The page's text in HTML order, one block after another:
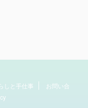
しと手仕事
お問い合